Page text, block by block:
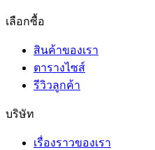
เลือกซื้อ
สินค้าของเรา
ตารางไซส์
รีวิวลูกค้า
บริษัท
เรื่องราวของเรา